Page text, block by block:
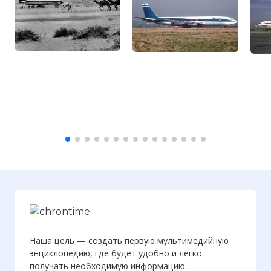
Наша цель — создать первую мультимедийную
энциклопедию, где будет удобно и легко
получать необходимую информацию.